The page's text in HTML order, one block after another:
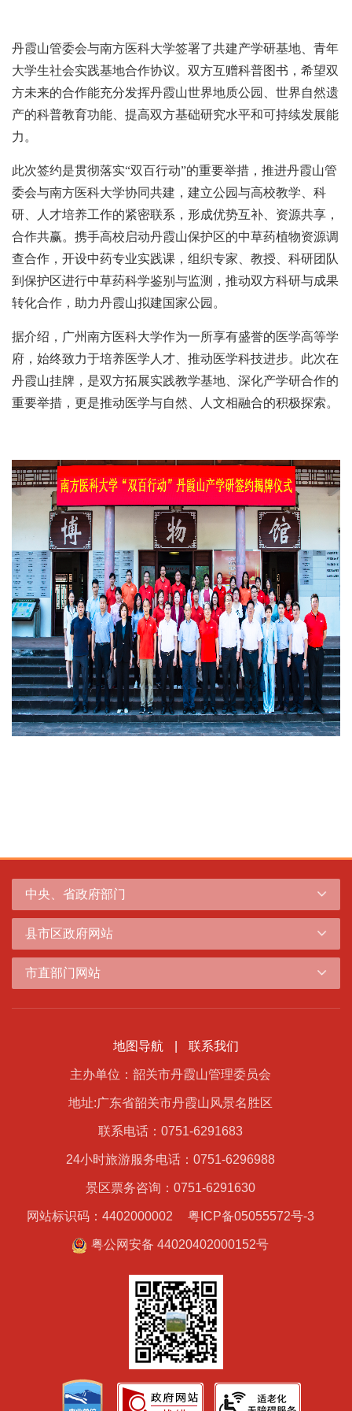
丹霞山管委会与南方医科大学签署了共建产学研基地、青年
大学生社会实践基地合作协议。双方互赠科普图书，希望双
方未来的合作能充分发挥丹霞山世界地质公园、世界自然遗
产的科普教育功能、提高双方基础研究水平和可持续发展能
力。
此次签约是贯彻落实“双百行动”的重要举措，推进丹霞山管
委会与南方医科大学协同共建，建立公园与高校教学、科
研、人才培养工作的紧密联系，形成优势互补、资源共享，
合作共赢。携手高校启动丹霞山保护区的中草药植物资源调
查合作，开设中药专业实践课，组织专家、教授、科研团队
到保护区进行中草药科学鉴别与监测，推动双方科研与成果
转化合作，助力丹霞山拟建国家公园。
据介绍，广州南方医科大学作为一所享有盛誉的医学高等学
府，始终致力于培养医学人才、推动医学科技进步。此次在
丹霞山挂牌，是双方拓展实践教学基地、深化产学研合作的
重要举措，更是推动医学与自然、人文相融合的积极探索。
中央、省政府部门
县市区政府网站
市直部门网站
地图导航 联系我们
主办单位：韶关市丹霞山管理委员会
地址:广东省韶关市丹霞山风景名胜区
联系电话：0751-6291683
24小时旅游服务电话：0751-6296988
景区票务咨询：0751-6291630
网站标识码：4402000002 粤ICP备05055572号-3
粤公网安备 44020402000152号